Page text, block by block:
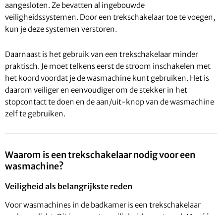
aangesloten. Ze bevatten al ingebouwde
veiligheidssystemen. Door een trekschakelaar toe te voegen,
kun je deze systemen verstoren.
Daarnaast is het gebruik van een trekschakelaar minder
praktisch. Je moet telkens eerst de stroom inschakelen met
het koord voordat je de wasmachine kunt gebruiken. Het is
daarom veiliger en eenvoudiger om de stekker in het
stopcontact te doen en de aan/uit-knop van de wasmachine
zelf te gebruiken.
Waarom is een trekschakelaar nodig voor een
wasmachine?
Veiligheid als belangrijkste reden
Voor wasmachines in de badkamer is een trekschakelaar